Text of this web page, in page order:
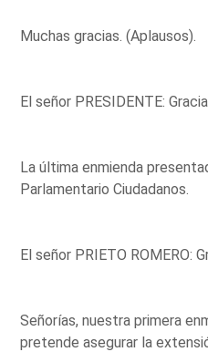
Muchas gracias. (Aplausos).
El señor PRESIDENTE:
La última enmienda
Parlamentario Ciudadanos.
El señor PRIETO ROMERO:
Señorías, nuestra primera
pretende asegurar la